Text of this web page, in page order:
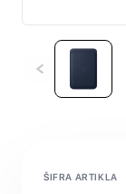
ŠIFRA ARTIKLA